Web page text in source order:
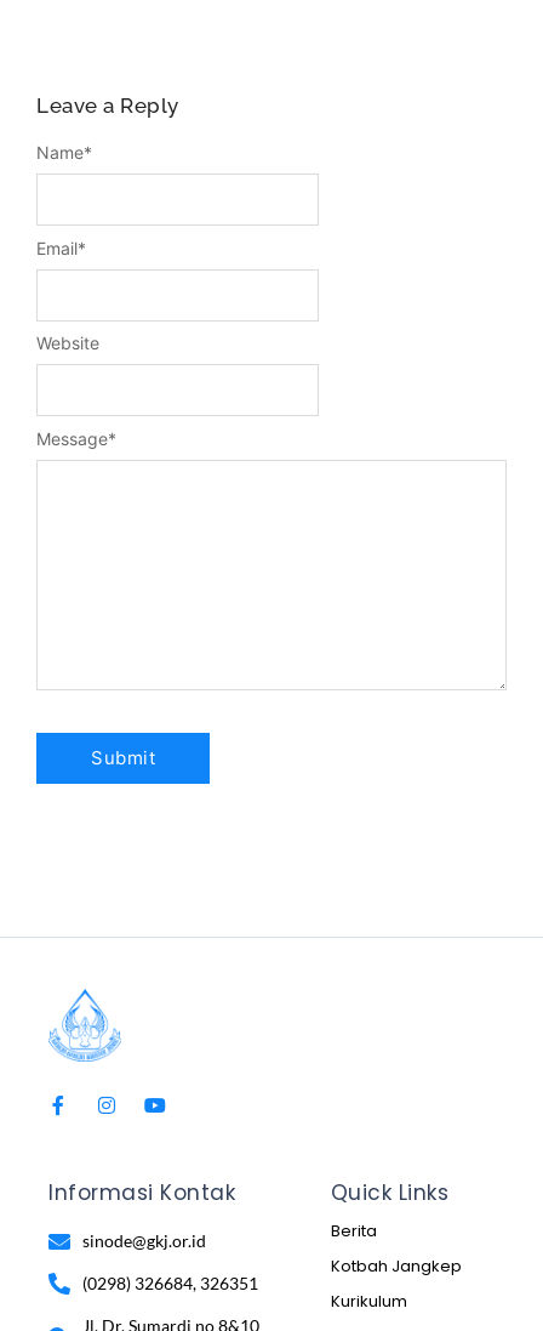
Leave a Reply
Message*
Name*
Email*
Website
Informasi Kontak
sinode@gkj.or.id
(0298) 326684, 326351
Jl. Dr. Sumardi no 8&10
Quick Links
Berita
Kotbah Jangkep
Kurikulum